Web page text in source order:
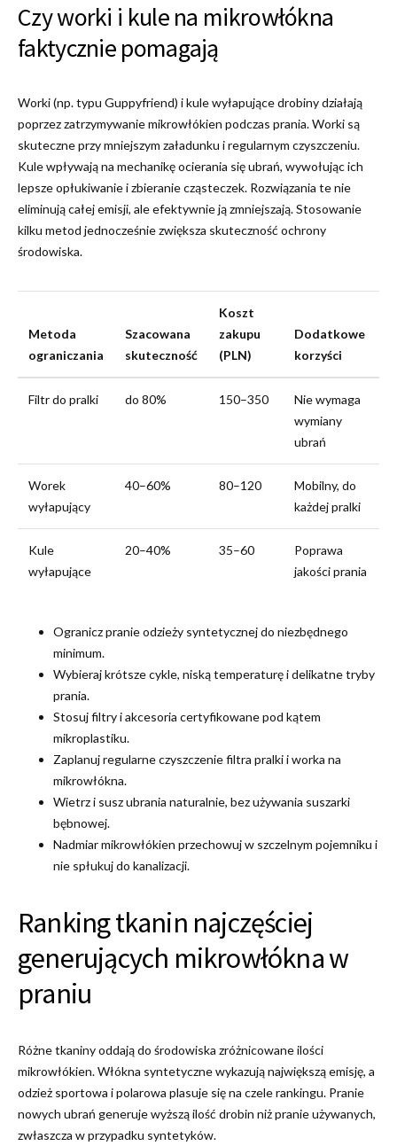
Czy worki i kule na mikrowłókna
faktycznie pomagają
Worki (np. typu Guppyfriend) i kule wyłapujące drobiny działają
poprzez zatrzymywanie mikrowłókien podczas prania. Worki są
skuteczne przy mniejszym załadunku i regularnym czyszczeniu.
Kule wpływają na mechanikę ocierania się ubrań, wywołując ich
lepsze opłukiwanie i zbieranie cząsteczek. Rozwiązania te nie
eliminują całej emisji, ale efektywnie ją zmniejszają. Stosowanie
kilku metod jednocześnie zwiększa skuteczność ochrony
środowiska.
Metoda
ograniczania
Szacowana
skuteczność
Koszt
zakupu
(PLN)
Dodatkowe
korzyści
Filtr do pralki do 80% 150–350
Nie wymaga
wymiany
ubrań
Worek
wyłapujący
40–60% 80–120
Mobilny, do
każdej pralki
Kule
wyłapujące
20–40% 35–60
Poprawa
jakości prania
Ogranicz pranie odzieży syntetycznej do niezbędnego
minimum.
Wybieraj krótsze cykle, niską temperaturę i delikatne tryby
prania.
Stosuj filtry i akcesoria certyfikowane pod kątem
mikroplastiku.
Zaplanuj regularne czyszczenie filtra pralki i worka na
mikrowłókna.
Wietrz i susz ubrania naturalnie, bez używania suszarki
bębnowej.
Nadmiar mikrowłókien przechowuj w szczelnym pojemniku i
nie spłukuj do kanalizacji.
Ranking tkanin najczęściej
generujących mikrowłókna w
praniu
Różne tkaniny oddają do środowiska zróżnicowane ilości
mikrowłókien. Włókna syntetyczne wykazują największą emisję, a
odzież sportowa i polarowa plasuje się na czele rankingu. Pranie
nowych ubrań generuje wyższą ilość drobin niż pranie używanych,
zwłaszcza w przypadku syntetyków.